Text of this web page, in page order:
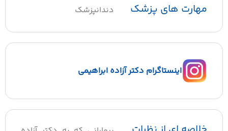
مهارت های پزشک دندانپزشک
اینستاگرام دکتر آزاده ابراهیمی